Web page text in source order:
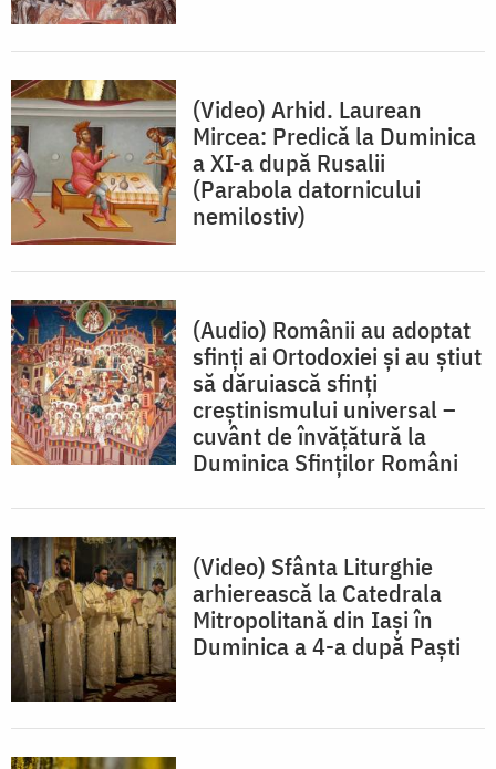
(Video) Arhid. Laurean
Mircea: Predică la Duminica
a XI-a după Rusalii
(Parabola datornicului
nemilostiv)
(Audio) Românii au adoptat
sfinți ai Ortodoxiei și au știut
să dăruiască sfinți
creștinismului universal –
cuvânt de învățătură la
Duminica Sfinților Români
(Video) Sfânta Liturghie
arhierească la Catedrala
Mitropolitană din Iași în
Duminica a 4-a după Paști